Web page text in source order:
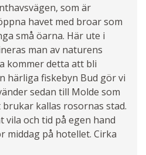
som är
havet med broar som
små öarna. Här ute i
man av naturens
kommer detta att bli
härliga fiskebyn Bud gör vi
sedan till Molde som
kallas rosornas stad.
och tid på egen hand
middag på hotellet. Cirka